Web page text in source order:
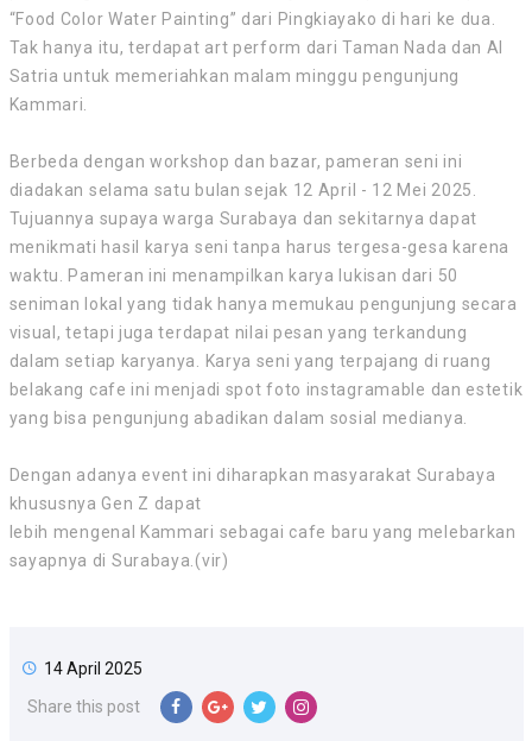
“Food Color Water Painting” dari Pingkiayako di hari ke dua.
Tak hanya itu, terdapat art perform dari Taman Nada dan Al
Satria untuk memeriahkan malam minggu pengunjung
Kammari.
Berbeda dengan workshop dan bazar, pameran seni ini
diadakan selama satu bulan sejak 12 April - 12 Mei 2025.
Tujuannya supaya warga Surabaya dan sekitarnya dapat
menikmati hasil karya seni tanpa harus tergesa-gesa karena
waktu. Pameran ini menampilkan karya lukisan dari 50
seniman lokal yang tidak hanya memukau pengunjung secara
visual, tetapi juga terdapat nilai pesan yang terkandung
dalam setiap karyanya. Karya seni yang terpajang di ruang
belakang cafe ini menjadi spot foto instagramable dan estetik
yang bisa pengunjung abadikan dalam sosial medianya.
Dengan adanya event ini diharapkan masyarakat Surabaya
khususnya Gen Z dapat
lebih mengenal Kammari sebagai cafe baru yang melebarkan
sayapnya di Surabaya.(vir)
14 April 2025
Share this post